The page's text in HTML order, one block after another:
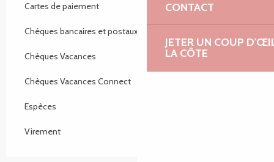
CONTACT
JETER UN COUP
LA CÔTE
Cartes de paiement
Chèques bancaires et postaux
Chèques Vacances
Chèques Vacances Connect
Espèces
Virement